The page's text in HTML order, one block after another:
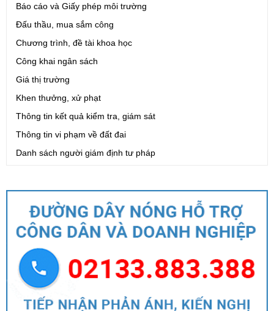
Báo cáo và Giấy phép môi trường
Đấu thầu, mua sắm công
Chương trình, đề tài khoa học
Công khai ngân sách
Giá thị trường
Khen thưởng, xử phạt
Thông tin kết quả kiểm tra, giám sát
Thông tin vi phạm về đất đai
Danh sách người giám định tư pháp